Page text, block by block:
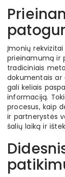
Įmonių
prieinamumą ir
tradiciniais
dokumentais ar
gali keliais
informaciją.
procesus, kaip
ir partnerystės
šalių laiką ir